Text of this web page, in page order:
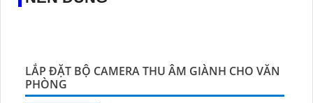
LẮP ĐẶT BỘ CAMERA THU ÂM GIÀNH CHO VĂN
PHÒNG